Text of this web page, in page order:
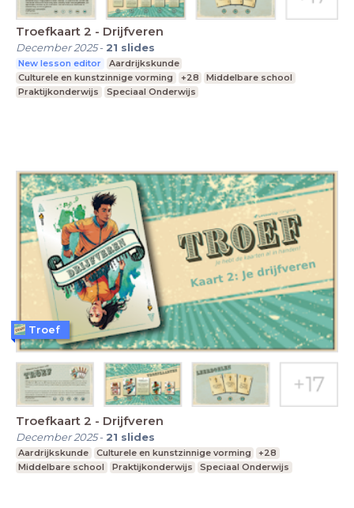
Troefkaart 2 - Drijfveren
December 2025- 21 slides
New lesson editor
Aardrijkskunde
Culturele en kunstzinnige vorming
+28
Middelbare school
Praktijkonderwijs
Speciaal Onderwijs
Troefkaart 2 - Drijfveren
December 2025- 21 slides
Aardrijkskunde Culturele en kunstzinnige vorming
+28
Middelbare school
Praktijkonderwijs Speciaal Onderwijs
Troef